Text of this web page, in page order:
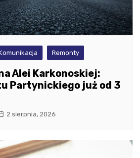
Remonty
Alei Karkonoskiej:
Partynickiego już od 3
2 sierpnia, 2026